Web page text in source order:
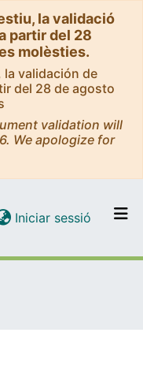
la validació
partir del 28
molèsties.
la validación de
del 28 de agosto
validation will
We apologize for
per tot el DD
Iniciar sessió (current)